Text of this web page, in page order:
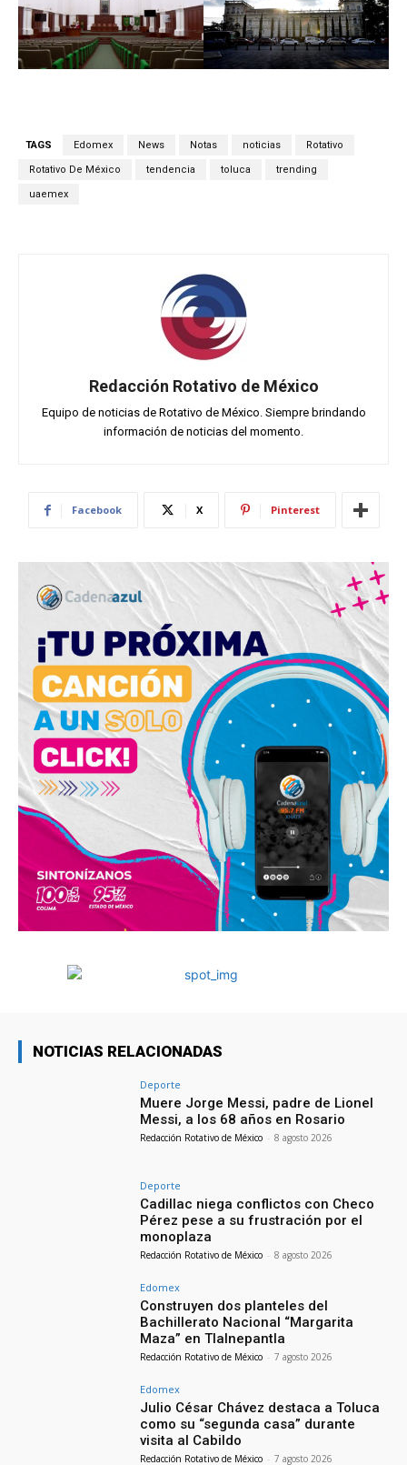
TAGS Edomex News Notas noticias Rotativo
Rotativo De México tendencia toluca trending
uaemex
Redacción Rotativo de México
Equipo de noticias de Rotativo de México. Siempre brindando
información de noticias del momento.
Facebook X Pinterest
NOTICIAS RELACIONADAS
Deporte
Muere Jorge Messi, padre de Lionel
Messi, a los 68 años en Rosario
Redacción Rotativo de México - 8 agosto 2026
Deporte
Cadillac niega conflictos con Checo
Pérez pese a su frustración por el
monoplaza
Redacción Rotativo de México - 8 agosto 2026
Edomex
Construyen dos planteles del
Bachillerato Nacional “Margarita
Maza” en Tlalnepantla
Redacción Rotativo de México - 7 agosto 2026
Edomex
Julio César Chávez destaca a Toluca
como su “segunda casa” durante
visita al Cabildo
Redacción Rotativo de México - 7 agosto 2026